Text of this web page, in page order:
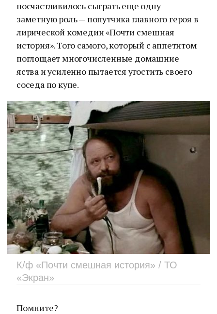
посчастливилось сыграть еще одну
заметную роль — попутчика главного героя в
лирической комедии «Почти смешная
история». Того самого, который с аппетитом
поглощает многочисленные домашние
яства и усиленно пытается угостить своего
соседа по купе.
К/ф «Почти смешная история» / ТО
«Экран»
Помните?